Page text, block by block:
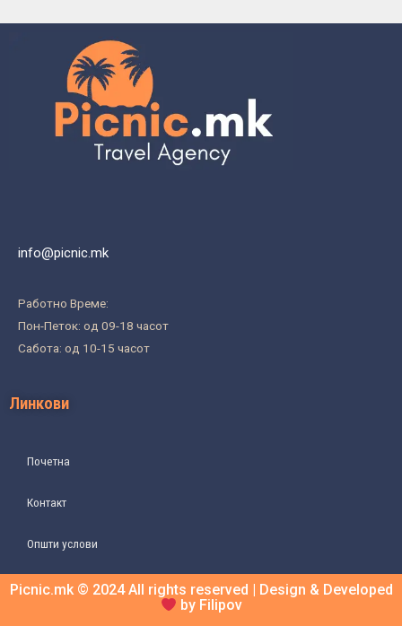
info@picnic.mk
Работно Време:
Пон-Петок: од 09-18 часот
Сабота: од 10-15 часот
Линкови
Почетна
Контакт
Општи услови
Picnic.mk © 2024 All rights reserved | Design & Developed
by Filipov